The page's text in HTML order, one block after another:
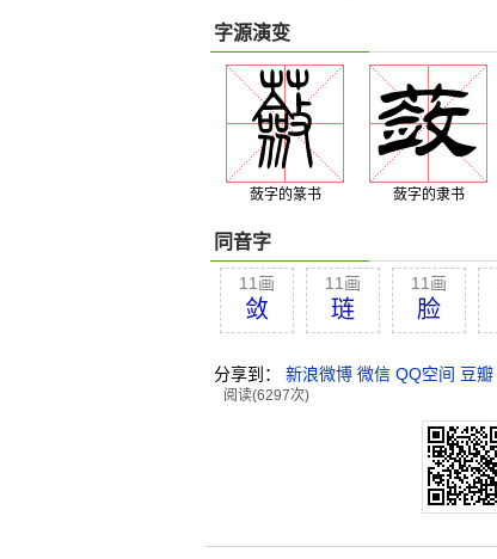
字源演变
蔹字的篆书 蔹字的隶书
同音字
11画
敛
11画
琏
11画
脸
分享到： 新浪微博 微信 QQ空间 豆瓣
阅读(6297次)